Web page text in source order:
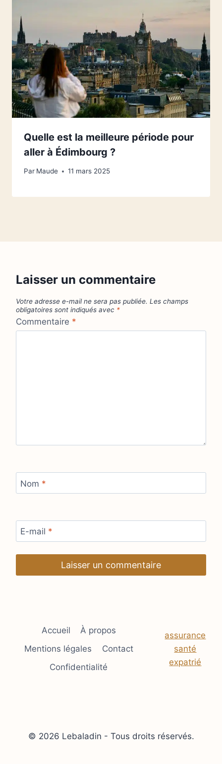
Quelle est la meilleure période pour
aller à Édimbourg ?
Par Maude 11 mars 2025
Laisser un commentaire
Votre adresse e-mail ne sera pas publiée. Les champs
obligatoires sont indiqués avec *
Commentaire *
Nom *
E-mail *
Accueil
À propos
Mentions légales
Contact
Confidentialité
assurance
santé
expatrié
© 2026 Lebaladin - Tous droits réservés.